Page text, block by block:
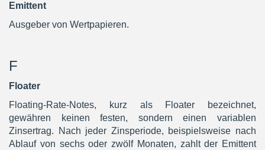
Emittent
Ausgeber von Wertpapieren.
F
Floater
Floating-Rate-Notes, kurz als Floater bezeichnet,
gewähren keinen festen, sondern einen variablen
Zinsertrag. Nach jeder Zinsperiode, beispielsweise nach
Ablauf von sechs oder zwölf Monaten, zahlt der Emittent